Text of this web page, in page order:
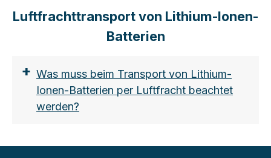
ace23e155610
Luftfrachttransport von Lithium-Ionen-
Batterien
+ Was muss beim Transport von Lithium-
Ionen-Batterien per Luftfracht beachtet
werden?